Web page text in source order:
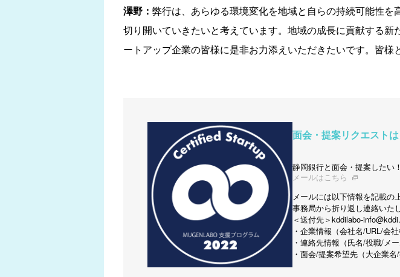
澤野： 弊行は、あらゆる環境変化を地域と自らの持続可能性
切り開いていきたいと考えています。地域の成長に貢献する
ートアップ企業の皆様に是非お力添えいただきたいです。皆様
面会・提案リクエスト
静岡銀行と面会・提案したい
メールはこちら
メールには以下情報を記載の
事務局から折り返し連絡いた
＜送付先＞kddilabo-
・企業情報（会社名/URL/会社
・連絡先情報（氏名/役職/メー
・面会/提案希望先（大企業